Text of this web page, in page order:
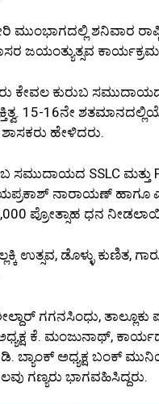
ಮುಂಭಾಗದಲ್ಲಿ
ಜಯಂತ್ಯುತ್ಸವ
ಕೇವಲ ಕುರುಬ
15-16ನೇ
ಹೇಳಿದರು.
ಸಮುದಾಯದ SSLC ಮತ್ತು
ನಾರಾಯಣ್ ಹಾಗೂ
ಪ್ರೋತ್ಸಾಹ ಧನ
ಉತ್ಸವ, ಡೊಳ್ಳು ಕುಣಿತ,
ಗಗನಸಿಂಧು,
ಕೆ. ಮಂಜುನಾಥ್,
ಅಧ್ಯಕ್ಷ ಬಂಕ್
ಗಣ್ಯರು ಭಾಗವಹಿಸಿದ್ದರು.